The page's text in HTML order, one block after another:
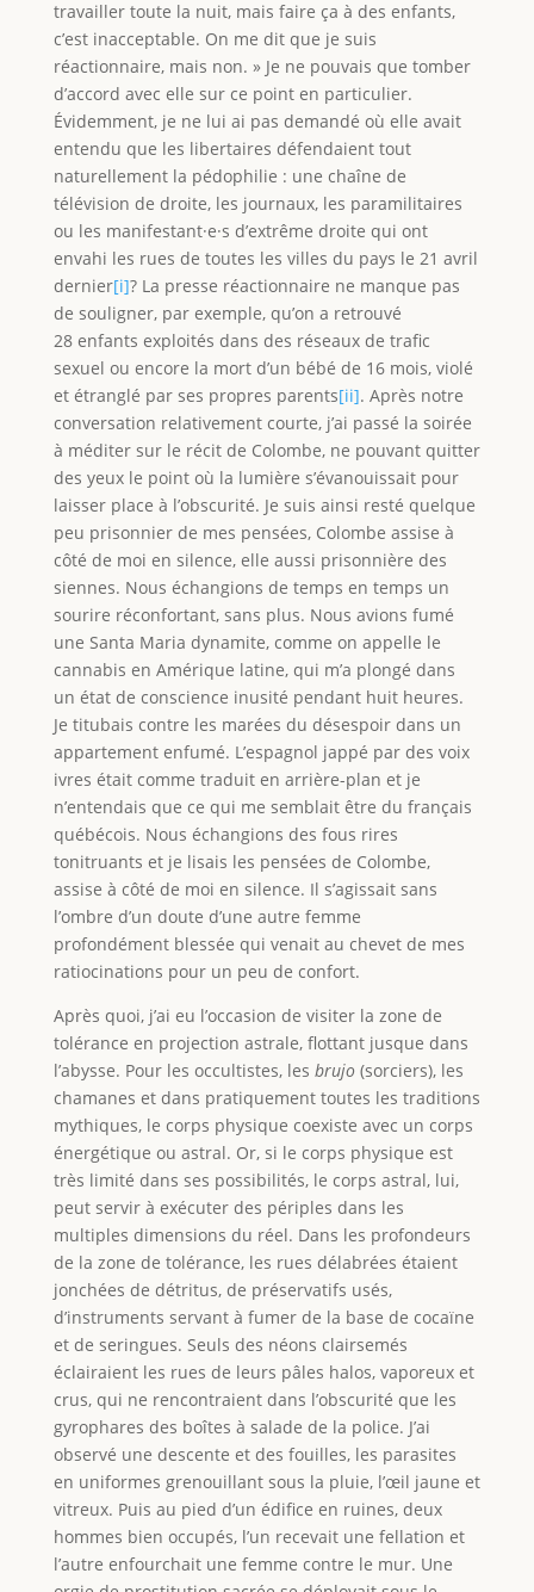
travailler toute la nuit, mais faire ça à des enfants,
c’est inacceptable. On me dit que je suis
réactionnaire, mais non. » Je ne pouvais que tomber
d’accord avec elle sur ce point en particulier.
Évidemment, je ne lui ai pas demandé où elle avait
entendu que les libertaires défendaient tout
naturellement la pédophilie : une chaîne de
télévision de droite, les journaux, les paramilitaires
ou les manifestant·e·s d’extrême droite qui ont
envahi les rues de toutes les villes du pays le 21 avril
dernier[i]? La presse réactionnaire ne manque pas
de souligner, par exemple, qu’on a retrouvé
28 enfants exploités dans des réseaux de trafic
sexuel ou encore la mort d’un bébé de 16 mois, violé
et étranglé par ses propres parents[ii]. Après notre
conversation relativement courte, j’ai passé la soirée
à méditer sur le récit de Colombe, ne pouvant quitter
des yeux le point où la lumière s’évanouissait pour
laisser place à l’obscurité. Je suis ainsi resté quelque
peu prisonnier de mes pensées, Colombe assise à
côté de moi en silence, elle aussi prisonnière des
siennes. Nous échangions de temps en temps un
sourire réconfortant, sans plus. Nous avions fumé
une Santa Maria dynamite, comme on appelle le
cannabis en Amérique latine, qui m’a plongé dans
un état de conscience inusité pendant huit heures.
Je titubais contre les marées du désespoir dans un
appartement enfumé. L’espagnol jappé par des voix
ivres était comme traduit en arrière-plan et je
n’entendais que ce qui me semblait être du français
québécois. Nous échangions des fous rires
tonitruants et je lisais les pensées de Colombe,
assise à côté de moi en silence. Il s’agissait sans
l’ombre d’un doute d’une autre femme
profondément blessée qui venait au chevet de mes
ratiocinations pour un peu de confort.
Après quoi, j’ai eu l’occasion de visiter la zone de
tolérance en projection astrale, flottant jusque dans
l’abysse. Pour les occultistes, les brujo(sorciers), les
chamanes et dans pratiquement toutes les traditions
mythiques, le corps physique coexiste avec un corps
énergétique ou astral. Or, si le corps physique est
très limité dans ses possibilités, le corps astral, lui,
peut servir à exécuter des périples dans les
multiples dimensions du réel. Dans les profondeurs
de la zone de tolérance, les rues délabrées étaient
jonchées de détritus, de préservatifs usés,
d’instruments servant à fumer de la base de cocaïne
et de seringues. Seuls des néons clairsemés
éclairaient les rues de leurs pâles halos, vaporeux et
crus, qui ne rencontraient dans l’obscurité que les
gyrophares des boîtes à salade de la police. J’ai
observé une descente et des fouilles, les parasites
en uniformes grenouillant sous la pluie, l’œil jaune et
vitreux. Puis au pied d’un édifice en ruines, deux
hommes bien occupés, l’un recevait une fellation et
l’autre enfourchait une femme contre le mur. Une